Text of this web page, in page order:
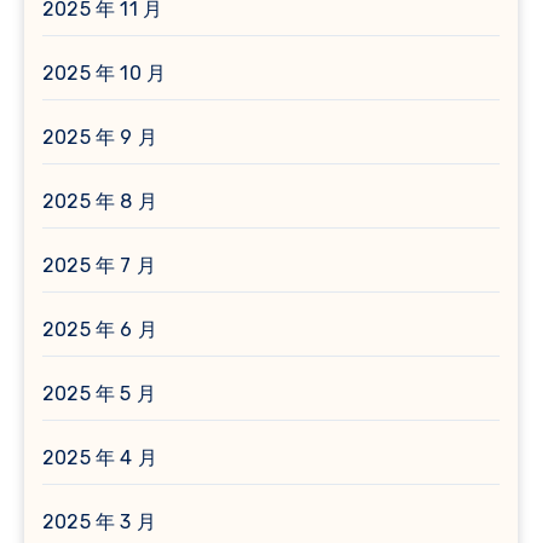
2025 年 11 月
2025 年 10 月
2025 年 9 月
2025 年 8 月
2025 年 7 月
2025 年 6 月
2025 年 5 月
2025 年 4 月
2025 年 3 月